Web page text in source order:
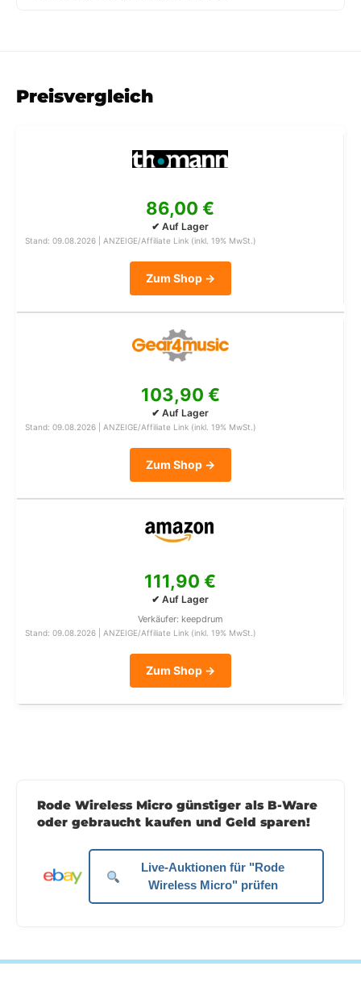
Preisvergleich
86,00 €
✔ Auf Lager
Stand: 09.08.2026 | ANZEIGE/Affiliate Link (inkl. 19% MwSt.)
Zum Shop →
103,90 €
✔ Auf Lager
Stand: 09.08.2026 | ANZEIGE/Affiliate Link (inkl. 19% MwSt.)
Zum Shop →
111,90 €
✔ Auf Lager
Verkäufer: keepdrum
Stand: 09.08.2026 | ANZEIGE/Affiliate Link (inkl. 19% MwSt.)
Zum Shop →
Rode Wireless Micro günstiger als B-Ware
oder gebraucht kaufen und Geld sparen!
Live-Auktionen für "Rode
Wireless Micro" prüfen